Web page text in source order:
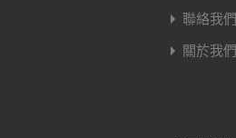
聯絡我們
關於我們